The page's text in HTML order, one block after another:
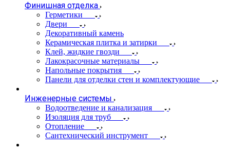
Финишная отделка
Герметики
Двери
Декоративный камень
Керамическая плитка и затирки
Клей, жидкие гвозди
Лакокрасочные материалы
Напольные покрытия
Панели для отделки стен и комплектующие
Инженерные системы
Водоотведение и канализация
Изоляция для труб
Отопление
Сантехнический инструмент